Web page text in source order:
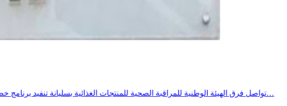
تواصل فرق الهيئة الوطنية للمراقبة الصحية للمنتجات الغذائية بسليانة تنفيد برنامج خصوصي للمراقبة الصحية خلال الصائفة ومع ارتفاع درجات يشمل المحلات المفتوحة للعموم وخاصة المطاعم محلات بيع…